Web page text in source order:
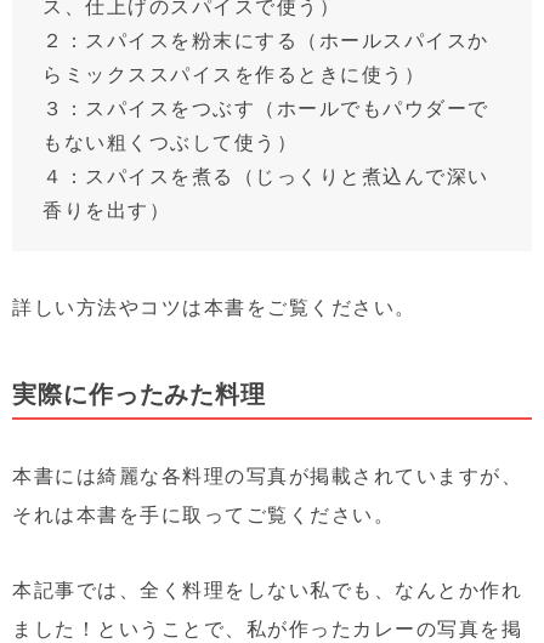
２：スパイスを粉末にする（ホールスパイスか
らミックススパイスを作るときに使う）
３：スパイスをつぶす（ホールでもパウダーで
もない粗くつぶして使う）
４：スパイスを煮る（じっくりと煮込んで深い
香りを出す）
詳しい方法やコツは本書をご覧ください。
実際に作ったみた料理
本書には綺麗な各料理の写真が掲載されていますが、
それは本書を手に取ってご覧ください。
本記事では、全く料理をしない私でも、なんとか作れ
ました！ということで、私が作ったカレーの写真を掲